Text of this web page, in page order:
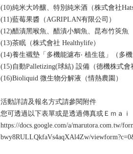
(10)純米大吟釀、特別純米酒（株式會社
(11)藍莓果醬（AGRIPLAN有限公司）
(12)醋漬黑喉魚、醋漬小鯛魚、昆布竹筴魚
(13)茶眠（株式會社 Healthylife）
(14)養生襯墊「多機能濾布‧ 植生毯」（多
(15)自動Palletizing(球結) 設備（德機株式會
(16)Bioliquid 微生物分解液（情熱農園）
活動詳請及報名方式請參閱​附件
您可透過以下表單或是透過傳真或Ｅｍａｉ
https://docs.google.com/a/marutora.com.tw/
bwy8RULLQkfaVs4aqXAl4Zw/